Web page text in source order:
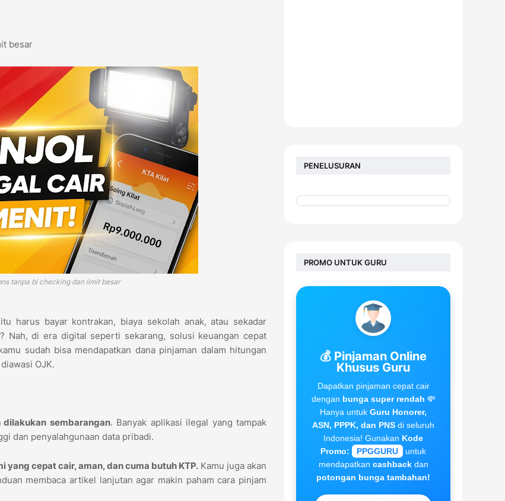
besar
tanpa bi checking dan limit besar
harus bayar kontrakan, biaya sekolah anak, atau sekadar
di era digital seperti sekarang, solusi keuangan cepat
sudah bisa mendapatkan dana pinjaman dalam hitungan
OJK.
sembarangan. Banyak aplikasi ilegal yang tampak
dan penyalahgunaan data pribadi.
yang cepat cair, aman, dan cuma butuh KTP. Kamu juga akan
membaca artikel lanjutan agar makin paham cara pinjam
PENELUSURAN
PROMO UNTUK GURU
💰 Pinjaman Online
Khusus Guru
Dapatkan pinjaman cepat cair
dengan bunga super rendah 💸
Hanya untuk Guru Honorer,
ASN, PPPK, dan PNS di seluruh
Indonesia! Gunakan Kode
Promo:
PPGGURU
untuk
mendapatkan cashbackdan
potongan bunga tambahan!